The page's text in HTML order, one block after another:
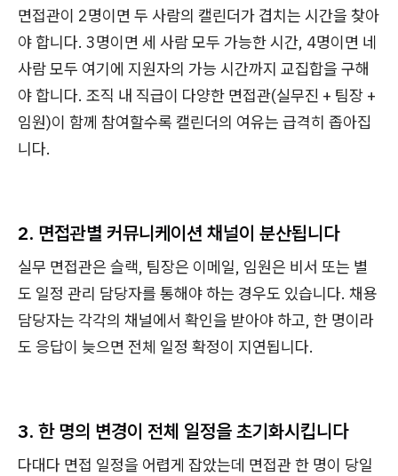
면접관이 2명이면 두 사람의 캘린더가 겹치는 시간을 찾아
야 합니다. 3명이면 세 사람 모두 가능한 시간, 4명이면 네
사람 모두 여기에 지원자의 가능 시간까지 교집합을 구해
야 합니다. 조직 내 직급이 다양한 면접관(실무진 + 팀장 +
임원)이 함께 참여할수록 캘린더의 여유는 급격히 좁아집
니다.
2. 면접관별 커뮤니케이션 채널이 분산됩니다
실무 면접관은 슬랙, 팀장은 이메일, 임원은 비서 또는 별
도 일정 관리 담당자를 통해야 하는 경우도 있습니다. 채용
담당자는 각각의 채널에서 확인을 받아야 하고, 한 명이라
도 응답이 늦으면 전체 일정 확정이 지연됩니다.
3. 한 명의 변경이 전체 일정을 초기화시킵니다
다대다 면접 일정을 어렵게 잡았는데 면접관 한 명이 당일